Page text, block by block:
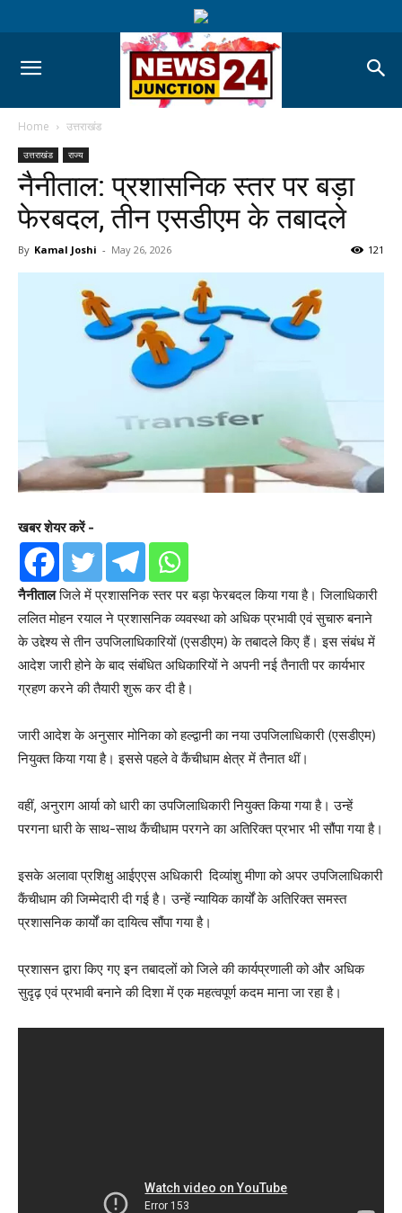
Home उत्तराखंड
उत्तराखंड राज्य
नैनीताल: प्रशासनिक स्तर पर बड़ा
फेरबदल, तीन एसडीएम के तबादले
By Kamal Joshi - May 26, 2026 121
खबर शेयर करें -
नैनीतालजिले में प्रशासनिक स्तर पर बड़ा फेरबदल किया गया है। जिलाधिकारी
ललित मोहन रयाल ने प्रशासनिक व्यवस्था को अधिक प्रभावी एवं सुचारु बनाने
के उद्देश्य से तीन उपजिलाधिकारियों (एसडीएम) के तबादले किए हैं। इस संबंध में
आदेश जारी होने के बाद संबंधित अधिकारियों ने अपनी नई तैनाती पर कार्यभार
ग्रहण करने की तैयारी शुरू कर दी है।
जारी आदेश के अनुसार मोनिका को हल्द्वानी का नया उपजिलाधिकारी (एसडीएम)
नियुक्त किया गया है। इससे पहले वे कैंचीधाम क्षेत्र में तैनात थीं।
वहीं, अनुराग आर्या को धारी का उपजिलाधिकारी नियुक्त किया गया है। उन्हें
परगना धारी के साथ-साथ कैंचीधाम परगने का अतिरिक्त प्रभार भी सौंपा गया है।
इसके अलावा प्रशिक्षु आईएएस अधिकारी दिव्यांशु मीणा को अपर उपजिलाधिकारी
कैंचीधाम की जिम्मेदारी दी गई है। उन्हें न्यायिक कार्यों के अतिरिक्त समस्त
प्रशासनिक कार्यों का दायित्व सौंपा गया है।
प्रशासन द्वारा किए गए इन तबादलों को जिले की कार्यप्रणाली को और अधिक
सुदृढ़ एवं प्रभावी बनाने की दिशा में एक महत्वपूर्ण कदम माना जा रहा है।